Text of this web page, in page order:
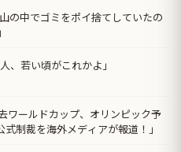
の中でゴミをポイ捨てしていたの
の人、若い頃がこれかよ」
ワールドカップ、オリンピック予
制裁を海外メディアが報道！」